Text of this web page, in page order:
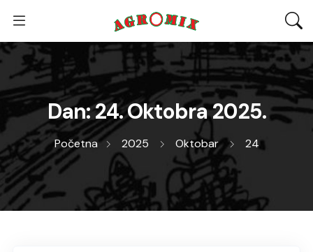
Dan:24. Oktobra 2025.
Početna 2025 Oktobar 24